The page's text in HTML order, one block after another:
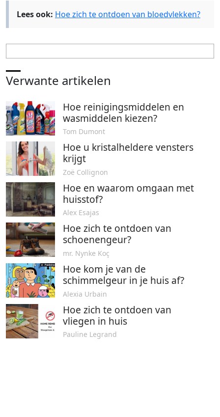
Lees ook: Hoe zich te ontdoen van bloedvlekken?
Verwante artikelen
Hoe reinigingsmiddelen en
wasmiddelen kiezen?
Tom Dumont
Hoe u kristalheldere vensters
krijgt
Zoë Collignon
Hoe en waarom omgaan met
huisstof?
Alex Esajas
Hoe zich te ontdoen van
schoenengeur?
mr. Nynke Koç
Hoe kom je van de
schimmelgeur in je huis af?
Alexia Urbain
Hoe zich te ontdoen van
vliegen in huis
Pauline Legrand